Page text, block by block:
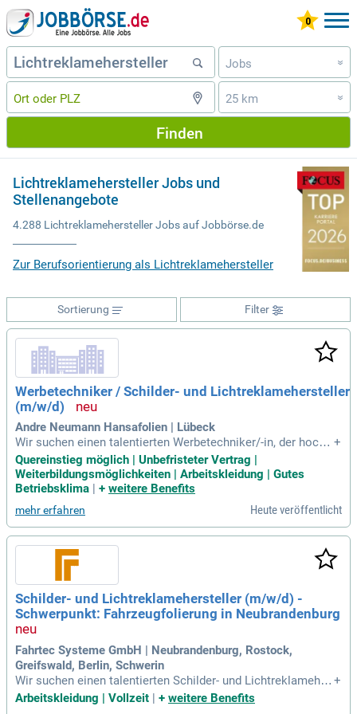
Jobs »
25 km »
Finden
Lichtreklamehersteller Jobs und
Stellenangebote
4.288 Lichtreklamehersteller Jobs auf Jobbörse.de
Zur Berufsorientierung als Lichtreklamehersteller
Filter
Sortierung
Werbetechniker / Schilder- und Lichtreklamehersteller
(m/w/d)
Andre Neumann Hansafolien | Lübeck
Wir suchen einen talentierten Werbetechniker/-in, der hochw
ertige Foliendesigns kreiert und diese präzise umsetzt. In di
eser Rolle realisieren Sie individuelle Kundenwünsche, die s
owohl unsere Kunden als auch Sie begeistern werden. Werd
von abwechslungsreichen Projekten sowie einem sicheren
Arbeitsplatz. Sie übernehmen die Herstellung von Plottfolie
n und setzen Designs vom ersten Konzept bis zum fertigen
Produkt um. Ihre Fähigkeiten kommen zum Einsatz, wenn Si
e Fahrzeuge beschriften und Räume mit Schildern sowie Sic
htschutzfolien gestalten. Nutzen Sie Ihre Kreativität, um Kun
denwünsche von der Materialauswahl bis zur finalen Umset
zung zu realisieren.
+
Quereinstieg möglich | Unbefristeter Vertrag |
Weiterbildungsmöglichkeiten | Arbeitskleidung | Gutes
Betriebsklima
+ weitere Benefits
mehr erfahren Heute veröffentlicht
Schilder- und Lichtreklamehersteller (m/w/d) -
Schwerpunkt: Fahrzeugfolierung in Neubrandenburg
Fahrtec Systeme GmbH | Neubrandenburg, Rostock,
Greifswald, Berlin, Schwerin
Wir suchen einen talentierten Schilder- und Lichtreklameher
steller (m/w/d) für unseren Standort in Neubrandenburg. Zu
den Aufgaben gehören das Folieren und Beschriften von So
+
Arbeitskleidung | Vollzeit | + weitere Benefits